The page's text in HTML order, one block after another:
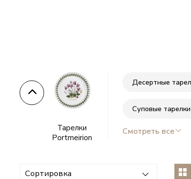
Lenox
–
американский
фарфор
с
Тарелки
Portmeirion
Десертные
Суповые
Смотреть все